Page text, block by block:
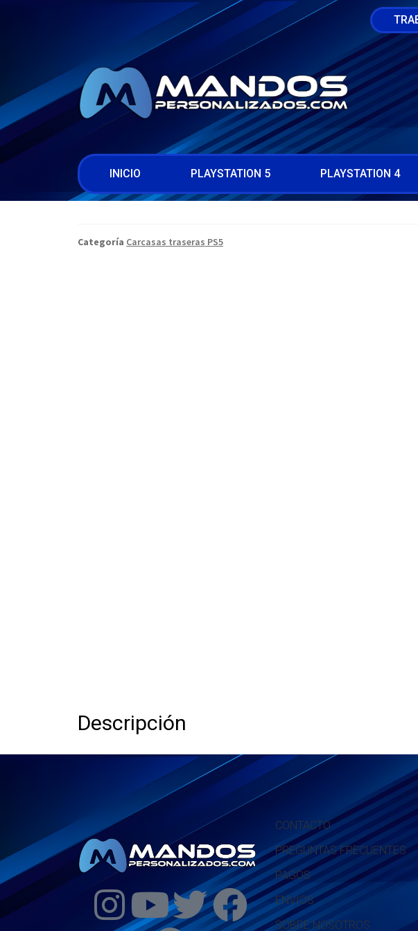
INICIO PLAYSTATION 5 PLAYSTATION 4
Categoría Carcasas traseras PS5
Descripción
CONTACTO
PREGUNTAS FRECUENTES
PAGOS
ENVÍOS
SOBRE NOSOTROS